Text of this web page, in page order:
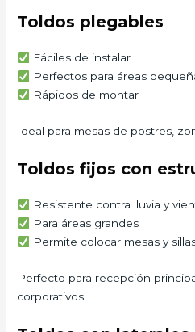
Toldos plegables
Fáciles de instalar
Perfectos para áreas
Rápidos de montar
Ideal para mesas de postres,
Toldos fijos con
Resistente contra lluvia y
Para áreas grandes
Permite colocar mesas y
Perfecto para recepción
corporativos.